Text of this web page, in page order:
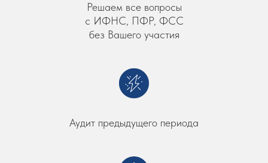
Решаем все вопросы
с ИФНС, ПФР, ФСС
без Вашего участия
Аудит предыдущего периода